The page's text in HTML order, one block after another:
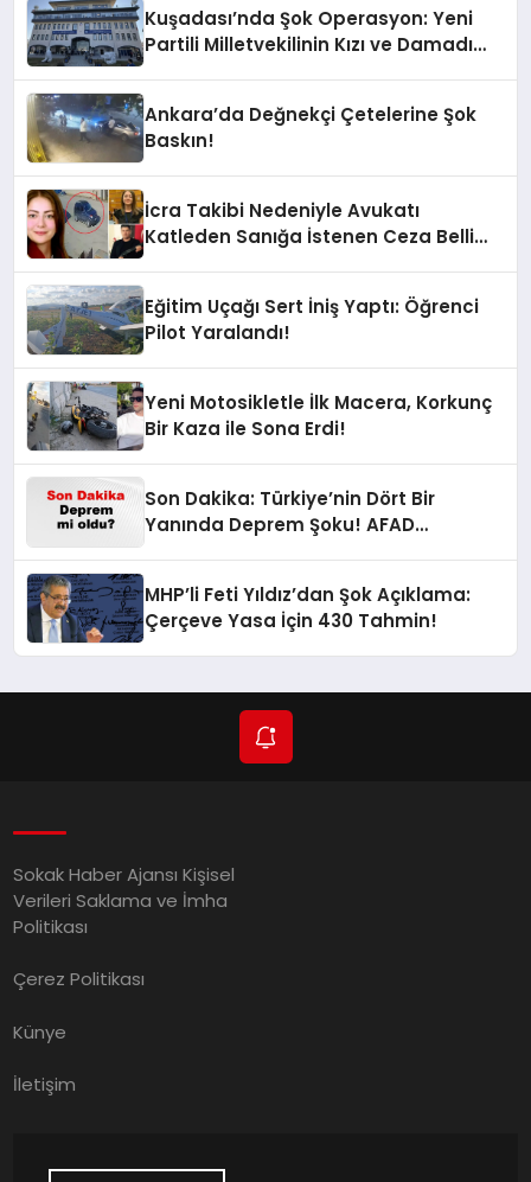
Kuşadası’nda Şok Operasyon: Yeni
Partili Milletvekilinin Kızı ve Damadı
Ankara’da Değnekçi Çetelerine Şok
Baskın!
İcra Takibi Nedeniyle Avukatı
Katleden Sanığa İstenen Ceza Belli
Eğitim Uçağı Sert İniş Yaptı: Öğrenci
Pilot Yaralandı!
Yeni Motosikletle İlk Macera, Korkunç
Bir Kaza ile Sona Erdi!
Son Dakika: Türkiye’nin Dört Bir
Yanında Deprem Şoku! AFAD
MHP’li Feti Yıldız’dan Şok Açıklama:
Çerçeve Yasa İçin 430 Tahmin!
Sokak Haber Ajansı Kişisel
Verileri Saklama ve İmha
Politikası
Çerez Politikası
Künye
İletişim